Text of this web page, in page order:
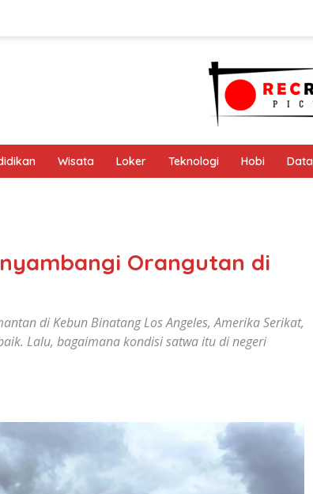
Wisata Loker Teknologi Hobi Data
Orangutan di
di Kebun Binatang Los Angeles, Amerika Serikat,
Lalu, bagaimana kondisi satwa itu di negeri